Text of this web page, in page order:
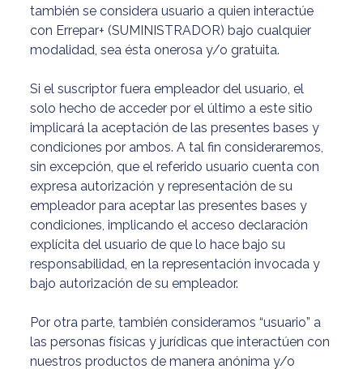
también se considera usuario a quien interactúe
con Errepar+ (SUMINISTRADOR) bajo cualquier
modalidad, sea ésta onerosa y/o gratuita.
Si el suscriptor fuera empleador del usuario, el
solo hecho de acceder por el último a este sitio
implicará la aceptación de las presentes bases y
condiciones por ambos. A tal fin consideraremos,
sin excepción, que el referido usuario cuenta con
expresa autorización y representación de su
empleador para aceptar las presentes bases y
condiciones, implicando el acceso declaración
explícita del usuario de que lo hace bajo su
responsabilidad, en la representación invocada y
bajo autorización de su empleador.
Por otra parte, también consideramos “usuario” a
las personas físicas y jurídicas que interactúen con
nuestros productos de manera anónima y/o